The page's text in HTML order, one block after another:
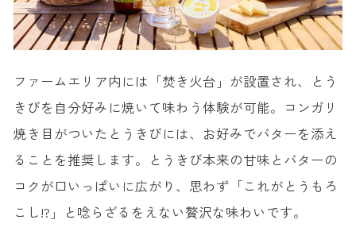
ファームエリア内には「焚き火台」が設置され、とう
きびを自分好みに焼いて味わう体験が可能。コンガリ
焼き目がついたとうきびには、お好みでバターを添え
ることを推奨します。とうきび本来の甘味とバターの
コクが口いっぱいに広がり、思わず「これがとうもろ
こし!?」と唸らざるをえない贅沢な味わいです。